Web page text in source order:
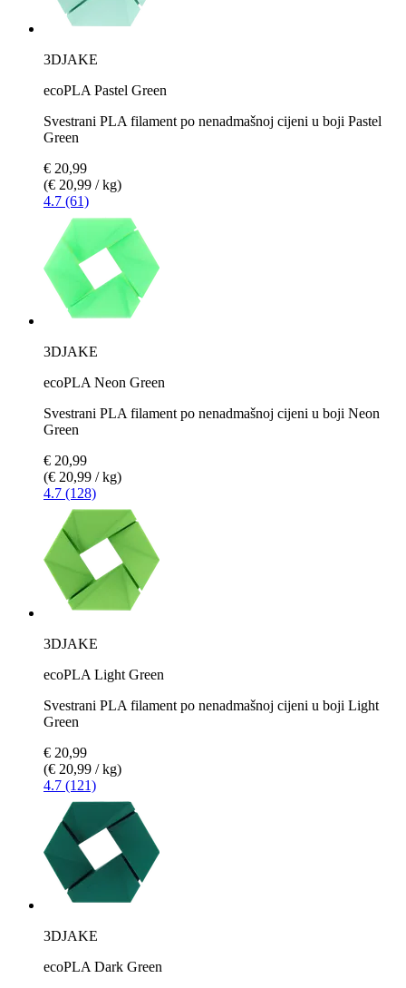
3DJAKE
ecoPLA Pastel Green
Svestrani PLA filament po nenadmašnoj cijeni u boji Pastel
Green
€ 20,99
(€ 20,99 / kg)
4.7 (61)
3DJAKE
ecoPLA Neon Green
Svestrani PLA filament po nenadmašnoj cijeni u boji Neon
Green
€ 20,99
(€ 20,99 / kg)
4.7 (128)
3DJAKE
ecoPLA Light Green
Svestrani PLA filament po nenadmašnoj cijeni u boji Light
Green
€ 20,99
(€ 20,99 / kg)
4.7 (121)
3DJAKE
ecoPLA Dark Green